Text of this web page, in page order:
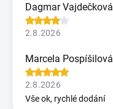
Dagmar Vajdečková
2.8.2026
Marcela Pospíšilová
2.8.2026
Vše ok, rychlé dodání